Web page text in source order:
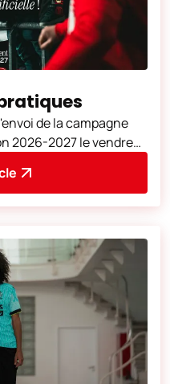
2026-2027 le vendredi